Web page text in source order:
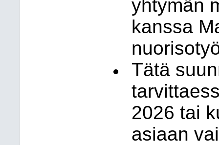
yhtymän
kanssa
Tätä
2026 tai
asiaan